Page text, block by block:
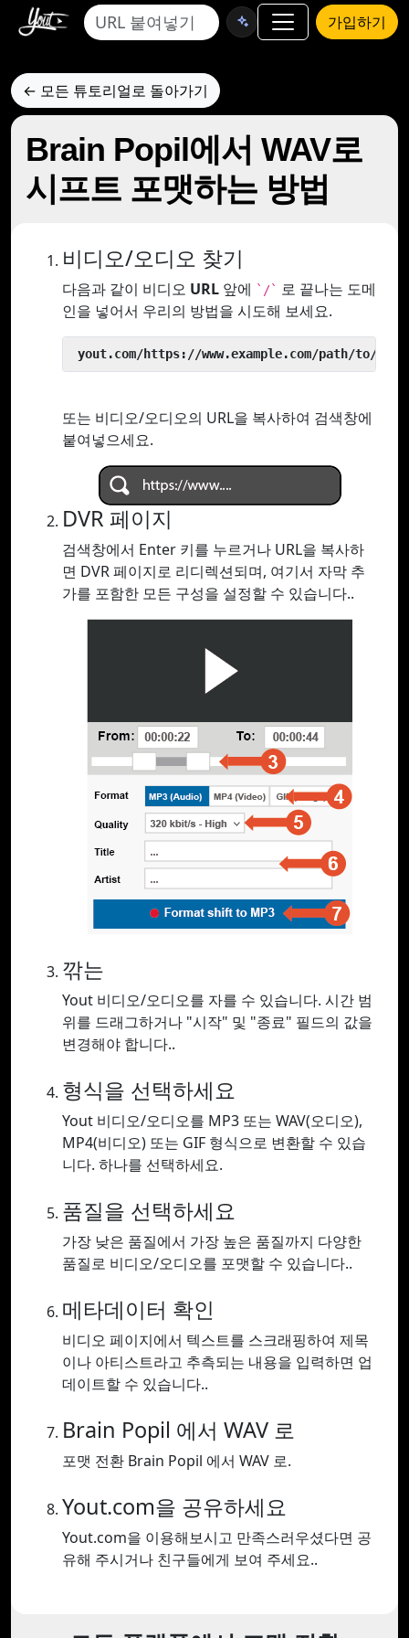
가입하기
← 모든 튜토리얼로 돌아가기
Brain Popil에서 WAV로
시프트 포맷하는 방법
비디오/오디오 찾기
다음과 같이 비디오 URL 앞에 `/` 로 끝나는 도메
인을 넣어서 우리의 방법을 시도해 보세요.
yout.com/https://www.example.com/path/to/
또는 비디오/오디오의 URL을 복사하여 검색창에
붙여넣으세요.
DVR 페이지
검색창에서 Enter 키를 누르거나 URL을 복사하
면 DVR 페이지로 리디렉션되며, 여기서 자막 추
가를 포함한 모든 구성을 설정할 수 있습니다..
깎는
Yout 비디오/오디오를 자를 수 있습니다. 시간 범
위를 드래그하거나 "시작" 및 "종료" 필드의 값을
변경해야 합니다..
형식을 선택하세요
Yout 비디오/오디오를 MP3 또는 WAV(오디오),
MP4(비디오) 또는 GIF 형식으로 변환할 수 있습
니다. 하나를 선택하세요.
품질을 선택하세요
가장 낮은 품질에서 가장 높은 품질까지 다양한
품질로 비디오/오디오를 포맷할 수 있습니다..
메타데이터 확인
비디오 페이지에서 텍스트를 스크래핑하여 제목
이나 아티스트라고 추측되는 내용을 입력하면 업
데이트할 수 있습니다..
Brain Popil 에서 WAV 로
포맷 전환 Brain Popil 에서 WAV 로.
Yout.com을 공유하세요
Yout.com을 이용해보시고 만족스러우셨다면 공
유해 주시거나 친구들에게 보여 주세요..